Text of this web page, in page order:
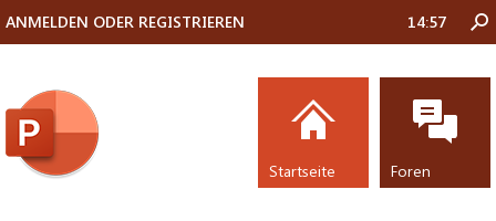
ANMELDEN ODER REGISTRIEREN 14:57
Startseite Foren